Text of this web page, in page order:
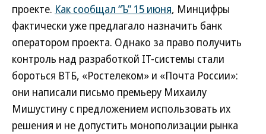
проекте. Как сообщал “Ъ” 15 июня, Минцифры
фактически уже предлагало назначить банк
оператором проекта. Однако за право получить
контроль над разработкой IT-системы стали
бороться ВТБ, «Ростелеком» и «Почта России»:
они написали письмо премьеру Михаилу
Мишустину с предложением использовать их
решения и не допустить монополизации рынка